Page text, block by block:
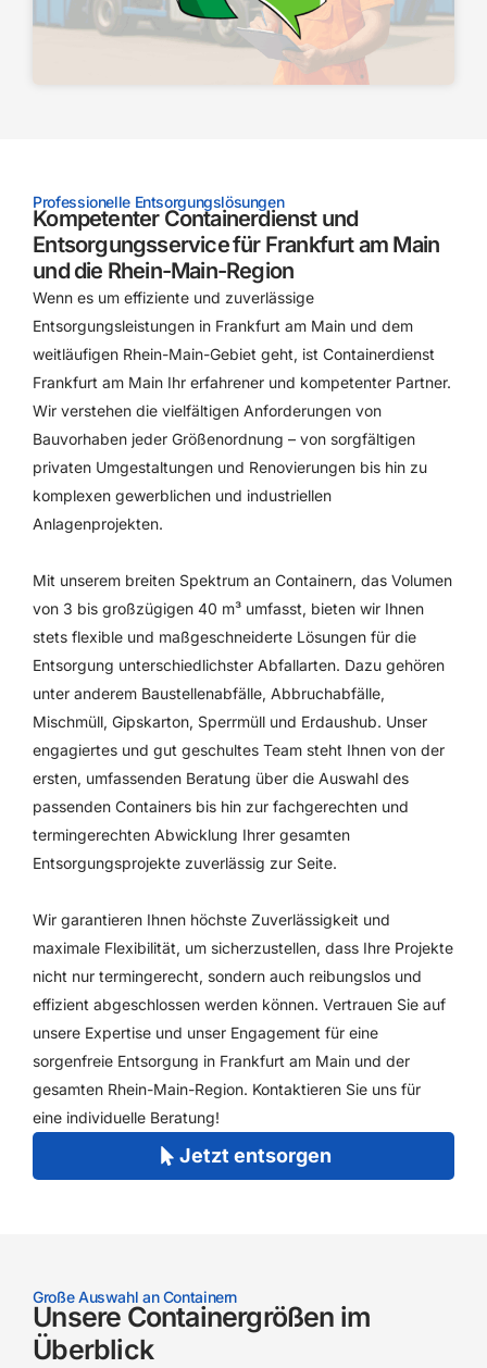
Professionelle Entsorgungslösungen
Kompetenter Containerdienst und
Entsorgungsservicefür Frankfurt am Main
und die Rhein-Main-Region
Wenn es um effiziente und zuverlässige
Entsorgungsleistungen in Frankfurt am Main und dem
weitläufigen Rhein-Main-Gebiet geht, ist Containerdienst
Frankfurt am Main Ihr erfahrener und kompetenter Partner.
Wir verstehen die vielfältigen Anforderungen von
Bauvorhaben jeder Größenordnung – von sorgfältigen
privaten Umgestaltungen und Renovierungen bis hin zu
komplexen gewerblichen und industriellen
Anlagenprojekten.
Mit unserem breiten Spektrum an Containern, das Volumen
von 3 bis großzügigen 40 m³ umfasst, bieten wir Ihnen
stets flexible und maßgeschneiderte Lösungen für die
Entsorgung unterschiedlichster Abfallarten. Dazu gehören
unter anderem Baustellenabfälle, Abbruchabfälle,
Mischmüll, Gipskarton, Sperrmüll und Erdaushub. Unser
engagiertes und gut geschultes Team steht Ihnen von der
ersten, umfassenden Beratung über die Auswahl des
passenden Containers bis hin zur fachgerechten und
termingerechten Abwicklung Ihrer gesamten
Entsorgungsprojekte zuverlässig zur Seite.
Wir garantieren Ihnen höchste Zuverlässigkeit und
maximale Flexibilität, um sicherzustellen, dass Ihre Projekte
nicht nur termingerecht, sondern auch reibungslos und
effizient abgeschlossen werden können. Vertrauen Sie auf
unsere Expertise und unser Engagement für eine
sorgenfreie Entsorgung in Frankfurt am Main und der
gesamten Rhein-Main-Region. Kontaktieren Sie uns für
eine individuelle Beratung!
Jetzt entsorgen
Große Auswahl an Containern
Unsere Containergrößen im
Überblick